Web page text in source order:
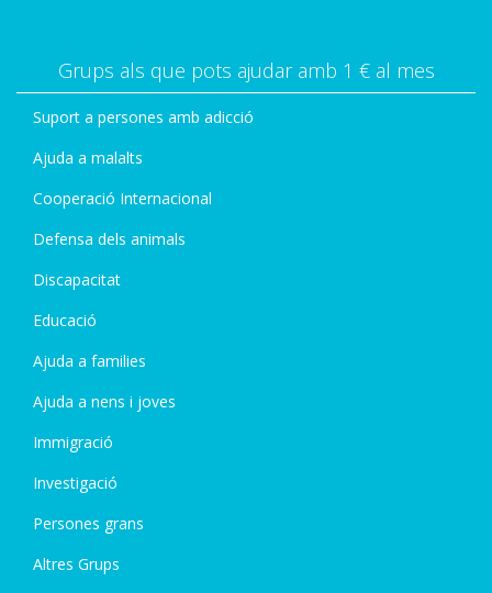
Grups als que pots ajudar amb 1 € al mes
Suport a persones amb adicció
Ajuda a malalts
Cooperació Internacional
Defensa dels animals
Discapacitat
Educació
Ajuda a families
Ajuda a nens i joves
Immigració
Investigació
Persones grans
Altres Grups